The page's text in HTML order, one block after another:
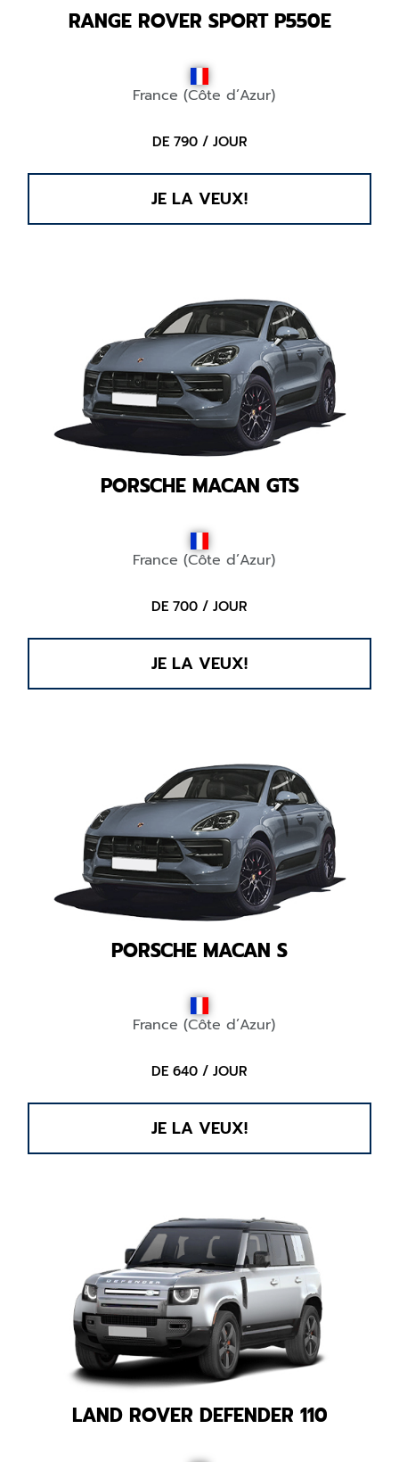
RANGE ROVER SPORT P550E
France (Côte d’Azur)
DE 790 / JOUR
JE LA VEUX!
PORSCHE MACAN GTS
France (Côte d’Azur)
DE 700 / JOUR
JE LA VEUX!
PORSCHE MACAN S
France (Côte d’Azur)
DE 640 / JOUR
JE LA VEUX!
LAND ROVER DEFENDER 110